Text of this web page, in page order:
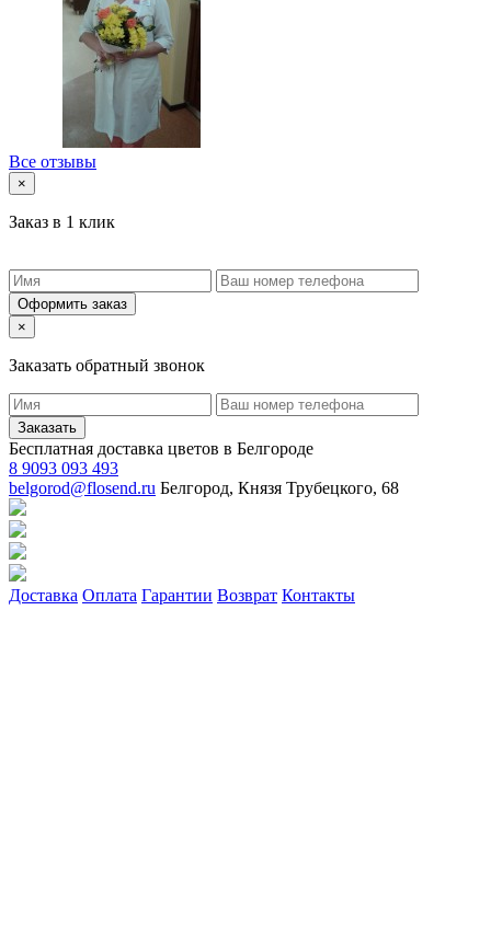
Все отзывы
×
Заказ в 1 клик
Оформить заказ
×
Заказать обратный звонок
Заказать
Бесплатная доставка цветов в Белгороде
8 9093 093 493
belgorod@flosend.ru Белгород, Князя Трубецкого, 68
Доставка Оплата Гарантии Возврат Контакты